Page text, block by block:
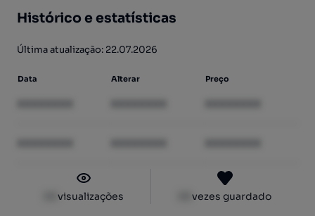
Histórico e estatísticas
Última atualização: 22.07.2026
Data Alterar Preço
visualizações vezes guardado